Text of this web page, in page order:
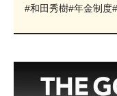
#和田秀樹#年金制度